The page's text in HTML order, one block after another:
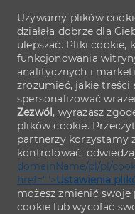
Używamy plików
działała dobrze dla
ulepszać. Pliki cookie,
funkcjonowania
analitycznych i
zrozumieć, jakie treści
spersonalizować
Zezwól, wyrażasz
plików cookie.
partnerzy korzystamy
kontrolować,
domainName/pl/pl/
href="">Ustawienia
możesz zmienić
cookie lub wycofać